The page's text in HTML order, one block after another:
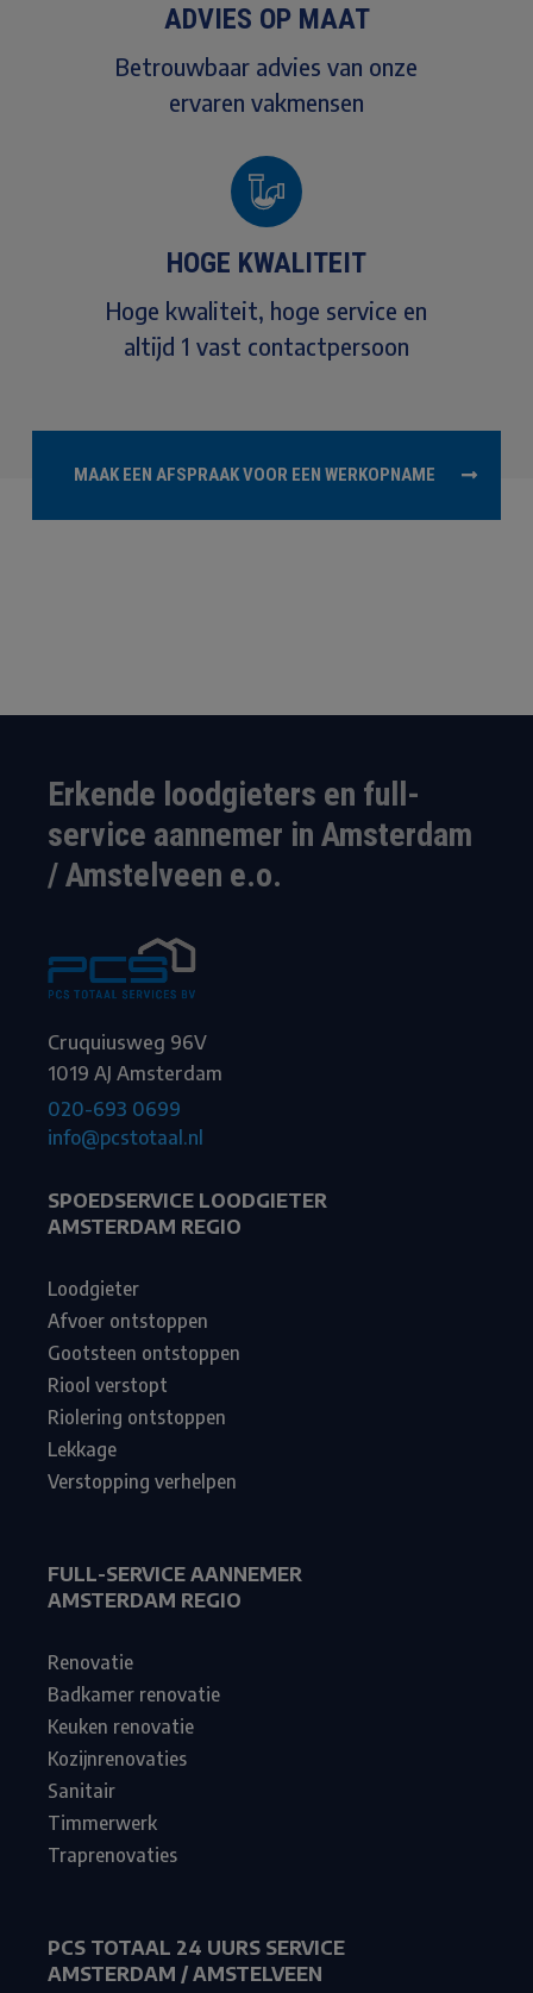
ADVIES OP MAAT
Betrouwbaar advies van onze
ervaren vakmensen
HOGE KWALITEIT
Hoge kwaliteit, hoge service en
altijd 1 vast contactpersoon
MAAK EEN AFSPRAAK VOOR EEN WERKOPNAME
Erkende loodgieters en full-
service aannemer in Amsterdam
/ Amstelveen e.o.
Cruquiusweg 96V
1019 AJ Amsterdam
020-693 0699
info@pcstotaal.nl
SPOEDSERVICE LOODGIETER
AMSTERDAM REGIO
Loodgieter
Afvoer ontstoppen
Gootsteen ontstoppen
Riool verstopt
Riolering ontstoppen
Lekkage
Verstopping verhelpen
FULL-SERVICE AANNEMER
AMSTERDAM REGIO
Renovatie
Badkamer renovatie
Keuken renovatie
Kozijnrenovaties
Sanitair
Timmerwerk
Traprenovaties
PCS TOTAAL 24 UURS SERVICE
AMSTERDAM / AMSTELVEEN